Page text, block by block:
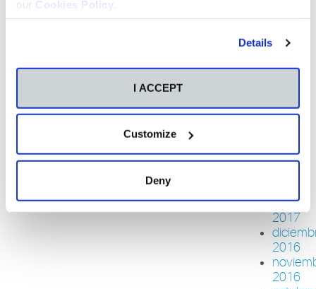
our Cookies Policy
Details
I ACCEPT
Customize
Deny
2017
2017
abril
2017
enero
2017
2016
2016